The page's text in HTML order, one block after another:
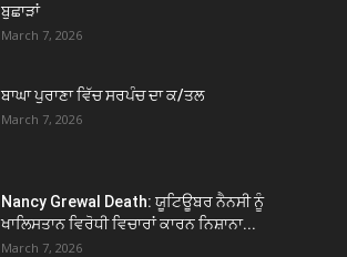
ਬੁਛਾੜਾਂ
March 7, 2026
ਬਾਘਾ ਪੁਰਾਣਾ ਵਿੱਚ ਸਰਪੰਚ ਦਾ ਕ/ਤਲ
March 7, 2026
Nancy Grewal Death: ਯੂਟਿਊਬਰ ਨੈਨਸੀ ਨੂੰ
ਖਾਲਿਸਤਾਨ ਵਿਰੋਧੀ ਵਿਚਾਰਾਂ ਕਾਰਨ ਨਿਸ਼ਾਨਾ...
March 7, 2026